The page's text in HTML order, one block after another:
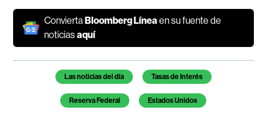
ConviertaBloomberg Líneaen su fuente de
noticiasaquí
Temas de este artículo
Las noticias del día Tasas de Interés
Reserva Federal Estados Unidos